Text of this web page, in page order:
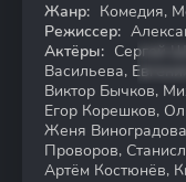
Жанр: Комедия,
Режиссер:
Актёры: Сергей
Васильева,
Виктор Бычков,
Егор Корешков,
Женя
Проворов,
Артём Костюнёв,